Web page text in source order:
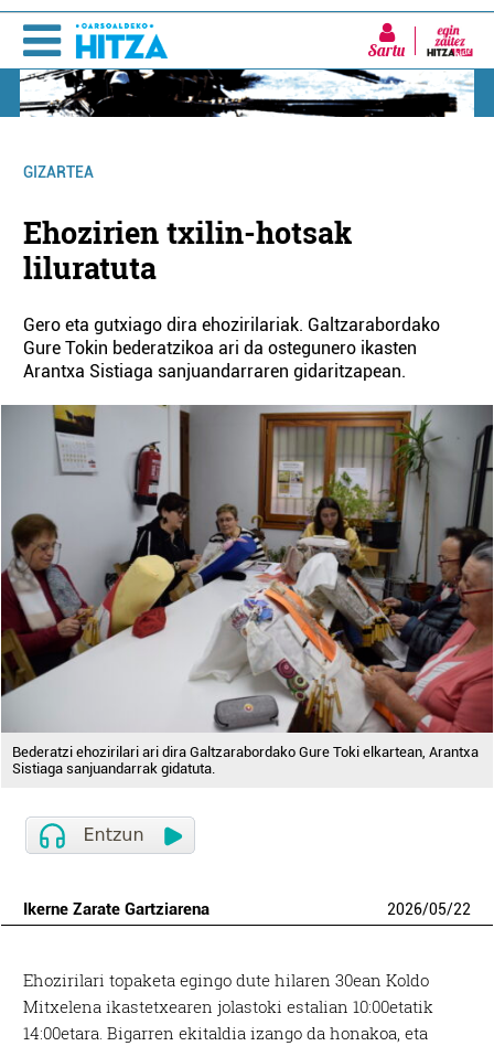
Sartu
GIZARTEA
Ehozirien txilin-hotsak
liluratuta
Gero eta gutxiago dira ehozirilariak. Galtzarabordako
Gure Tokin bederatzikoa ari da ostegunero ikasten
Arantxa Sistiaga sanjuandarraren gidaritzapean.
Bederatzi ehozirilari ari dira Galtzarabordako Gure Toki elkartean, Arantxa
Sistiaga sanjuandarrak gidatuta.
Ikerne Zarate Gartziarena 2026/05/22
Ehozirilari topaketa egingo dute hilaren 30ean Koldo
Mitxelena ikastetxearen jolastoki estalian 10:00etatik
14:00etara. Bigarren ekitaldia izango da honakoa, eta